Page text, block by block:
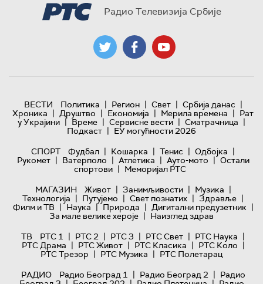
Радио Телевизија Србије
ВЕСТИ Политика | Регион | Свет | Србија данас |
Хроника | Друштво | Економија | Мерила времена | Рат
у Украјини | Време | Сервисне вести | Сматрачница |
Подкаст | ЕУ могућности 2026
СПОРТ
Фудбал | Кошарка | Тенис | Одбојка |
Рукомет | Ватерполо | Атлетика | Ауто-мото | Остали
спортови | Меморијал РТС
МАГАЗИН
Живот | Занимљивости | Музика |
Технологијa | Путујемо | Свет познатих | Здравље |
Филм и ТВ | Наука | Природа | Дигитални предузетник |
За мале велике хероје | Наизглед здрав
ТВ
РТС 1 | РТС 2 | РТС 3 | РТС Свет | РТС Наука |
РТС Драма | РТС Живот | РТС Класика | РТС Коло |
РТС Трезор | РТС Музика | РТС Полетарац
РАДИО
Радио Београд 1 | Радио Београд 2 | Радио